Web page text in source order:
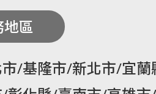
區
/基隆市/新北市/宜